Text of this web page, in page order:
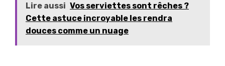
Lire aussi Vos serviettes sont rêches ?
Cette astuce incroyable les rendra
douces comme un nuage